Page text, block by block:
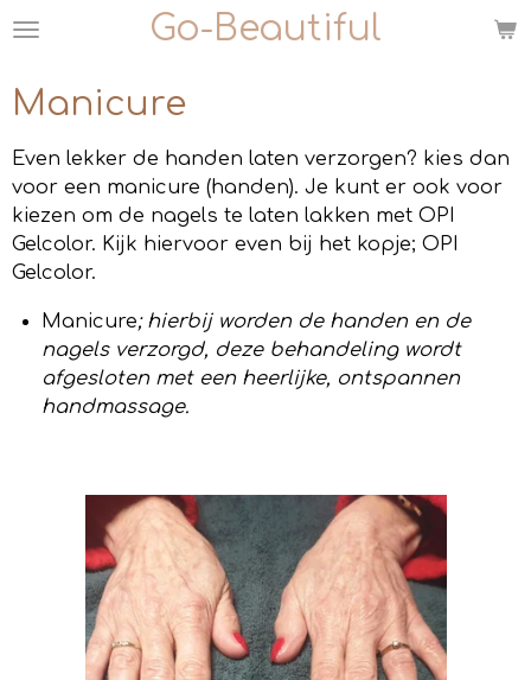
Ga
de
Go-Beautiful
Manicure
Even lekker de handen laten verzorgen? kies dan
voor een manicure (handen). Je kunt er ook voor
kiezen om de nagels te laten lakken met OPI
Gelcolor. Kijk hiervoor even bij het kopje; OPI
Gelcolor.
Manicure; hierbij worden de handen en de
nagels verzorgd, deze behandeling wordt
afgesloten met een heerlijke, ontspannen
handmassage.